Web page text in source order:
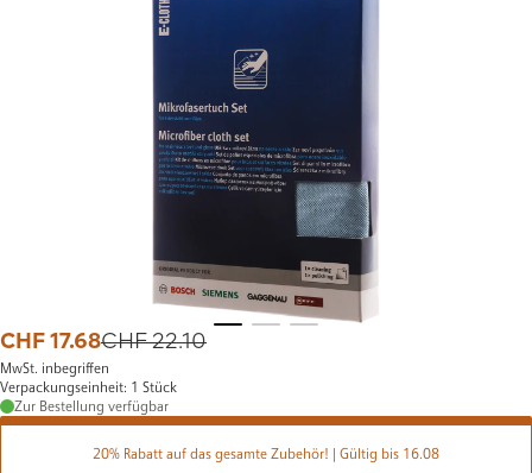
CHF 17.68Alter Preis CHF 22.10
CHF 22.10
MwSt. inbegriffen
Verpackungseinheit: 1 Stück
Zur Bestellung verfügbar
20% Rabatt auf das gesamte Zubehör! | Gültig bis 16.08